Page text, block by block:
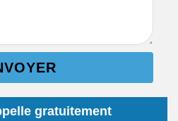
gratuitement